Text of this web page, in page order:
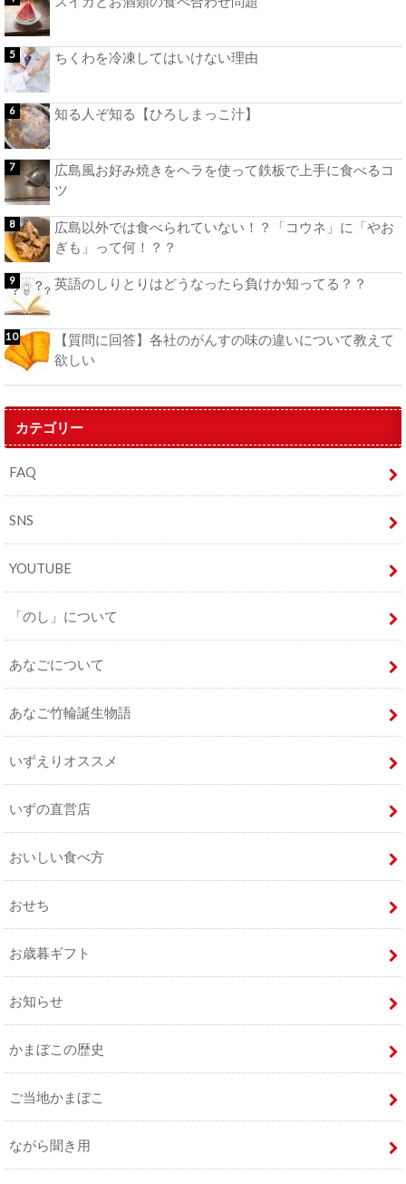
ちくわを冷凍してはいけない理由
知る人ぞ知る【ひろしまっこ汁】
広島風お好み焼きをヘラを使って鉄板で上手に食べるコ
ツ
広島以外では食べられていない！？「コウネ」に「やお
ぎも」って何！？？
英語のしりとりはどうなったら負けか知ってる？？
【質問に回答】各社のがんすの味の違いについて教えて
欲しい
カテゴリー
FAQ
SNS
YOUTUBE
「のし」について
あなごについて
あなご竹輪誕生物語
いずえりオススメ
いずの直営店
おいしい食べ方
おせち
お歳暮ギフト
お知らせ
かまぼこの歴史
ご当地かまぼこ
ながら聞き用